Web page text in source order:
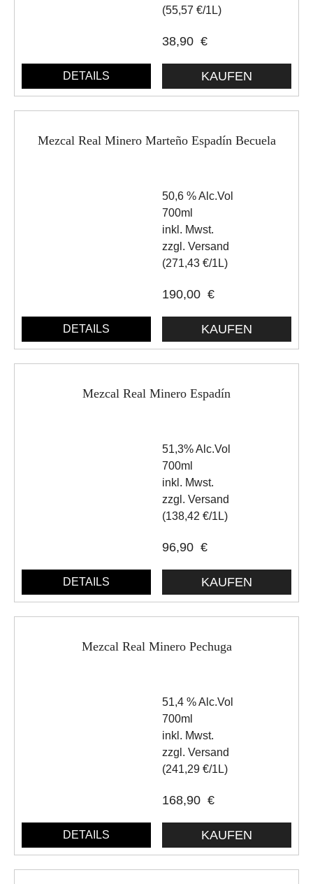
(55,57 €/1L)
38,90 €
DETAILS
Mezcal Real Minero Marteño Espadín Becuela
50,6 % Alc.Vol
700ml
inkl. Mwst.
zzgl. Versand
(271,43 €/1L)
190,00 €
DETAILS
Mezcal Real Minero Espadín
51,3% Alc.Vol
700ml
inkl. Mwst.
zzgl. Versand
(138,42 €/1L)
96,90 €
DETAILS
Mezcal Real Minero Pechuga
51,4 % Alc.Vol
700ml
inkl. Mwst.
zzgl. Versand
(241,29 €/1L)
168,90 €
DETAILS